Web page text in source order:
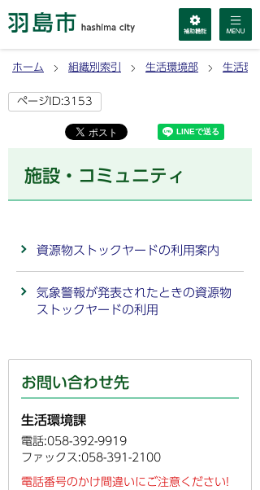
ホーム 組織別索引 生活環境部 生活環
ページID:3153
施設・コミュニティ
資源物ストックヤードの利用案内
気象警報が発表されたときの資源物
ストックヤードの利用
お問い合わせ先
生活環境課
電話:058-392-9919
ファックス:058-391-2100
電話番号のかけ間違いにご注意ください!